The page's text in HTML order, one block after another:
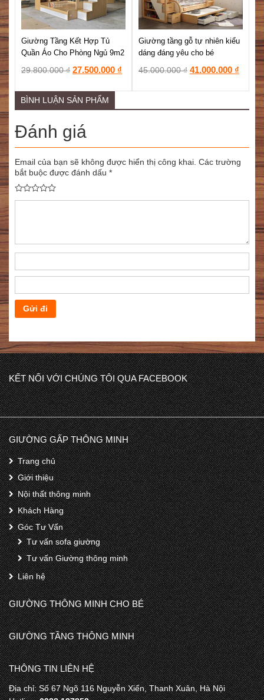
Giường Tầng Kết Hợp Tủ
Quần Áo Cho Phòng Ngủ 9m2
29.800.000₫ 27.500.000 ₫
Giường tầng gỗ tự nhiên kiểu
dáng đáng yêu cho bé
45.000.000₫ 41.000.000 ₫
BÌNH LUẬN SẢN PHẨM
Đánh giá
Email của bạn sẽ không được hiển thị công khai. Các trường
bắt buộc được đánh dấu *
KẾT NỐI VỚI CHÚNG TÔI QUA FACEBOOK
GIƯỜNG GẤP THÔNG MINH
Trang chủ
Giới thiệu
Nội thất thông minh
Khách Hàng
Góc Tư Vấn
Tư vấn sofa giường
Tư vấn Giường thông minh
Liên hệ
GIƯỜNG THÔNG MINH CHO BÉ
GIƯỜNG TẦNG THÔNG MINH
THÔNG TIN LIÊN HỆ
Địa chỉ: Số 67 Ngõ 116 Nguyễn Xiển, Thanh Xuân, Hà Nội